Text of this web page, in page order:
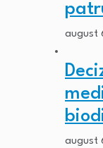
august
august